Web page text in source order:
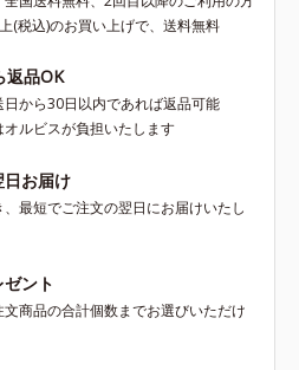
(税込)のお買い上げで、送料無料
返品OK
から30日以内であれば返品可能
ルビスが負担いたします
お届け
最短でご注文の翌日にお届けいたし
ント
商品の合計個数までお選びいただけ